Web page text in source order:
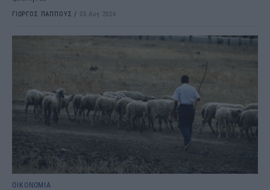
ΓΙΩΡΓΟΣ ΠΑΠΠΟΥΣ / 05 Αυγ 2026
ΟΙΚΟΝΟΜΙΑ